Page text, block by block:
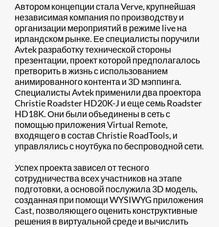
Автором концепции стала Verve, крупнейшая
независимая компания по производству и
организации мероприятий в режиме live на
ирландском рынке. Ее специалисты поручили
Avtek разработку технической стороны
презентации, проект которой предполагалось
претворить в жизнь с использованием
анимированного контента и 3D мэппинга.
Специалисты Avtek применили два проектора
Christie Roadster HD20K-J и еще семь Roadster
HD18K. Они были объединены в сеть с
помощью приложения Virtual Remote,
входящего в состав Christie RoadTools, и
управлялись с ноутбука по беспроводной сети.
Успех проекта зависел от тесного
сотрудничества всех участников на этапе
подготовки, а основой послужила 3D модель,
созданная при помощи WYSIWYG приложения
Cast, позволяющего оценить конструктивные
решения в виртуальной среде и вычислить